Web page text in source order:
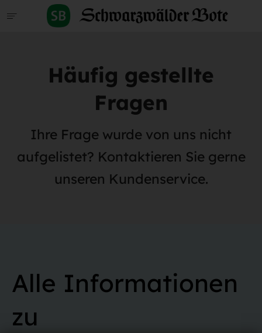
Häufig gestellte
Fragen
Ihre Frage wurde von uns nicht
aufgelistet? Kontaktieren Sie gerne
unseren Kundenservice.
Alle Informationen
zu